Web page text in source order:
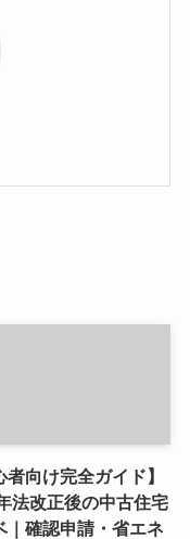
者向け完全ガイド】
法改正後の中古住宅
｜確認申請・省エネ